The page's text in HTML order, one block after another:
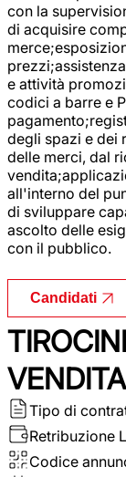
con la
di acquisire
e attività
codici a barre e
degli spazi e dei
delle merci, dal
all'interno del
di sviluppare
ascolto delle
con il pubblico.
Candidati
Tipo di
Retribuzione
Codice